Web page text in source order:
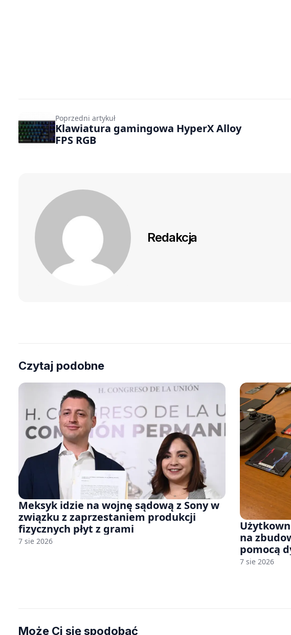
Poprzedni artykuł
Klawiatura gamingowa HyperX Alloy
FPS RGB
Redakcja
Czytaj podobne
Meksyk idzie na wojnę sądową z Sony w
związku z zaprzestaniem produkcji
fizycznych płyt z grami
7 sie 2026
na
pomocą
7 sie 2026
Może Ci się spodobać